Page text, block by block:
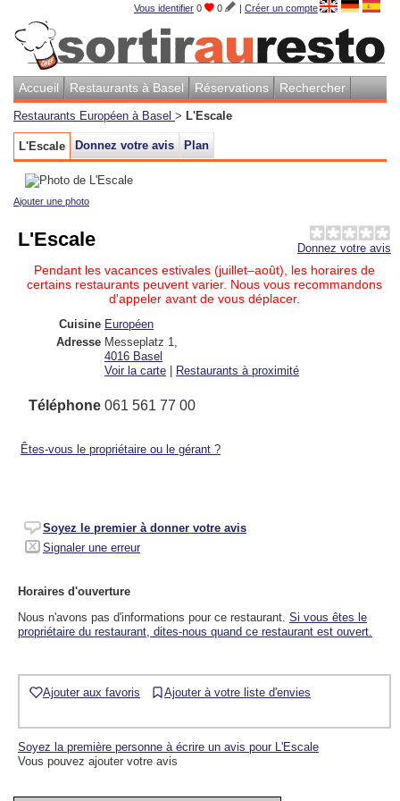
Vous identifier 0 0 | Créer un compte
Accueil Restaurants à Basel Réservations Rechercher
Restaurants Européen à Basel > L'Escale
L'Escale Donnez votre avis Plan
Ajouter une photo
Donnez votre avis
L'Escale
Pendant les vacances estivales (juillet–août), les horaires de
certains restaurants peuvent varier. Nous vous recommandons
d'appeler avant de vous déplacer.
Cuisine Européen
Adresse Messeplatz 1
4016 Basel
Voir la carte
Restaurants à proximité
Téléphone 061 561 77 00
Êtes-vous le propriétaire ou le gérant ?
Soyez le premier à donner votre avis
Signaler une erreur
Horaires d'ouverture
Nous n'avons pas d'informations pour ce restaurant. Si vous êtes le
propriétaire du restaurant, dites-nous quand ce restaurant est ouvert.
Ajouter aux favoris Ajouter à votre liste d'envies
Soyez la première personne à écrire un avis pour L'Escale
Vous pouvez ajouter votre avis